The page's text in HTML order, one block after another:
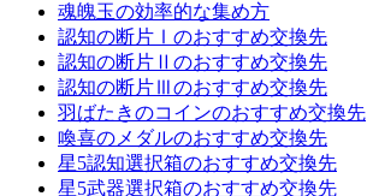
魂魄玉の効率的な集め方
認知の断片Ⅰのおすすめ交換先
認知の断片Ⅱのおすすめ交換先
認知の断片Ⅲのおすすめ交換先
羽ばたきのコインのおすすめ交換先
喚喜のメダルのおすすめ交換先
星5認知選択箱のおすすめ交換先
星5武器選択箱のおすすめ交換先